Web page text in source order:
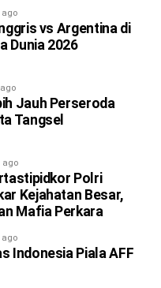
vs Argentina di
Dunia 2026
Jauh Perseroda
Tangsel
ago
Polri
Kejahatan Besar,
Mafia Perkara
Indonesia Piala AFF